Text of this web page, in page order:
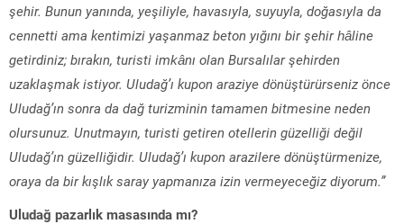
şehir. Bunun yanında, yeşiliyle, havasıyla, suyuyla, doğasıyla da
cennetti ama kentimizi yaşanmaz beton yığını bir şehir hâline
getirdiniz; bırakın, turisti imkânı olan Bursalılar şehirden
uzaklaşmak istiyor. Uludağ’ı kupon araziye dönüştürürseniz önce
Uludağ’ın sonra da dağ turizminin tamamen bitmesine neden
olursunuz. Unutmayın, turisti getiren otellerin güzelliği değil
Uludağ’ın güzelliğidir. Uludağ’ı kupon arazilere dönüştürmenize,
oraya da bir kışlık saray yapmanıza izin vermeyeceğiz diyorum.”
Uludağ pazarlık masasında mı?